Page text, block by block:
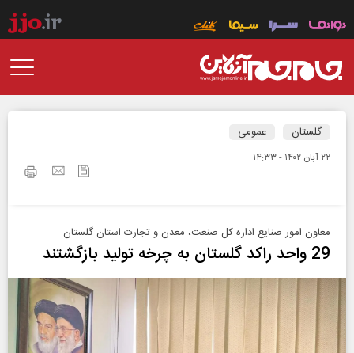
گلستان عمومی
۲۲ آبان ۱۴۰۲ - ۱۴:۳۳
معاون امور صنایع اداره کل صنعت، معدن و تجارت استان گلستان
29 واحد راکد گلستان به چرخه تولید بازگشتند